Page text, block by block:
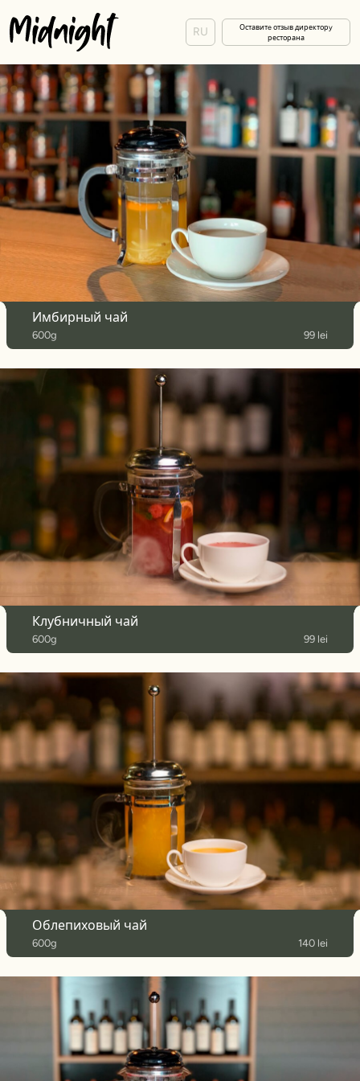
RU
Оставитe отзыв директорy
ресторана
Имбирный чай
600g 99 lei
Клубничный чай
600g 99 lei
Облепиховый чай
600g 140 lei